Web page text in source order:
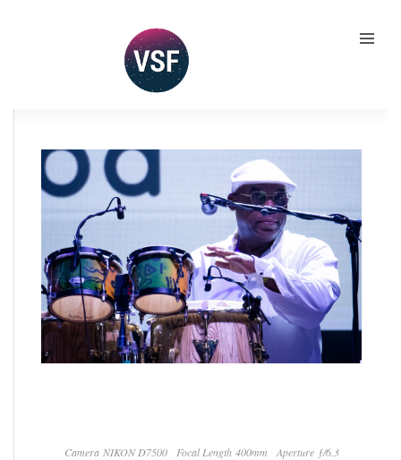
Camera NIKON D7500 Focal Length 400mm
Aperture ƒ/6.3